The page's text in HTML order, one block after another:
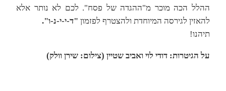
ההלל הכה מוכר מ"ההגדה של פסח". לכם לא נותר אלא
להאזין לגירסה המיוחדת ולהצטרף לפזמון "ד-י-י-נ-ו".
תיהנו!
על הגיטרות: דודי לוי ואביב שטיין (צילום: שירן וולק)